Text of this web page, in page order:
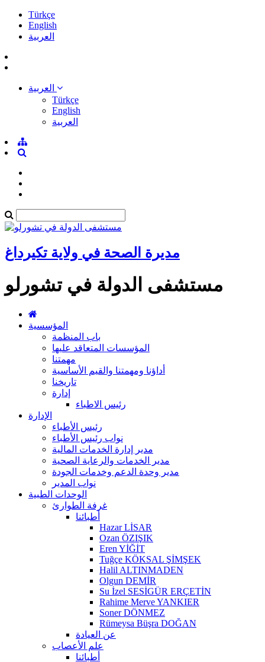
Türkçe
English
العربية
Türkçe
English
العربية
مديرة الصحة في ولاية تكيرداغ
مستشفى الدولة في تشورلو
المؤسسية
باب المنظمة
المؤسسات المتعاقد عليها
مهمتنا
أداؤنا ومهمتنا والقيم الأساسية
تاريخنا
إدارة
رئيس الاطباء
الإدارة
رئيس الأطباء
نواب رئيس الأطباء
مدير إدارة الخدمات المالية
مدير الخدمات والرعاية الصحية
مدير وحدة الدعم وخدمات الجودة
نواب المدير
الوحدات الطبية
غرفة الطوارئ
أطبائنا
Hazar LİSAR
Ozan ÖZIŞIK
Eren YİĞİT
Tuğçe KÖKSAL ŞİMŞEK
Halil ALTINMADEN
Olgun DEMİR
Su İzel SESİGÜR ERÇETİN
Rahime Merve YANKIER
Soner DÖNMEZ
Rümeysa Büşra DOĞAN
عن العيادة
علم الأعصاب
أطبائنا